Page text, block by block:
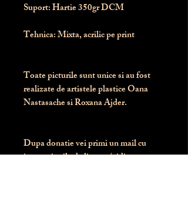
Suport: Hartie 350gr DCM
Tehnica: Mixta, acrilic pe print
Toate picturile sunt unice si au fost
realizate de artistele plastice Oana
Nastasache si Roxana Ajder.
Dupa donatie vei primi un mail cu
instructiunile de livrare / ridicare.